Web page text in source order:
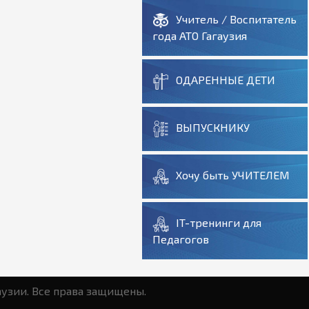
Учитель / Воспитатель
года АТО Гагаузия
ОДАРЕННЫЕ ДЕТИ
ВЫПУСКНИКУ
Хочу быть УЧИТЕЛЕМ
IT-тренинги для
Педагогов
Все права защищены.